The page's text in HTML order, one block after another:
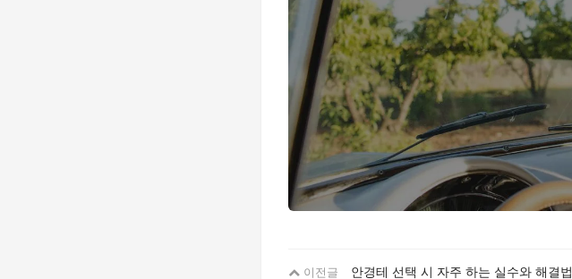
이전글 안경테 선택 시 자주 하는 실수와 해결법